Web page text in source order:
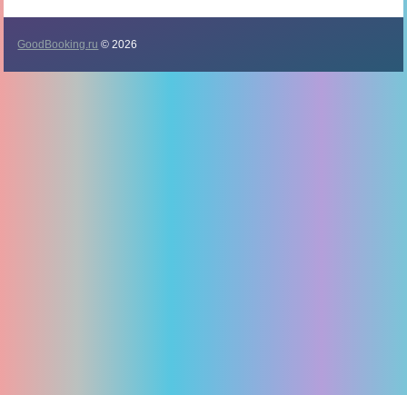
GoodBooking.ru © 2026